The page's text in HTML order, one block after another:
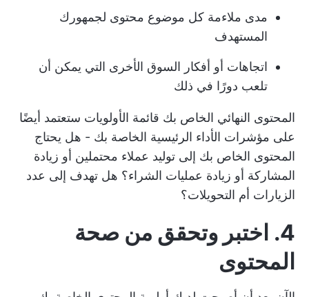
مدى ملاءمة كل موضوع محتوى لجمهورك
المستهدف
اتجاهات أو أفكار السوق الأخرى التي يمكن أن
تلعب دورًا في ذلك
المحتوى النهائي الخاص بك قائمة الأولويات ستعتمد أيضًا
على مؤشرات الأداء الرئيسية الخاصة بك - هل يحتاج
المحتوى الخاص بك إلى توليد عملاء محتملين أو زيادة
المشاركة أو زيادة عمليات الشراء؟ هل تهدف إلى عدد
الزيارات أم التحويلات؟
4. اختبر وتحقق من صحة
المحتوى